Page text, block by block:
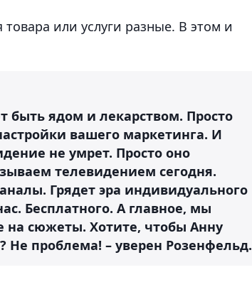
или услуги разные. В этом и
быть ядом и лекарством. Просто
вашего маркетинга. И
не умрет. Просто оно
телевидением сегодня.
Грядет эра индивидуального
Бесплатного. А главное, мы
сюжеты. Хотите, чтобы Анну
Не проблема! – уверен Розенфельд.